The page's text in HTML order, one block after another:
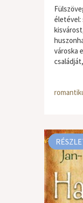
életével:
városka